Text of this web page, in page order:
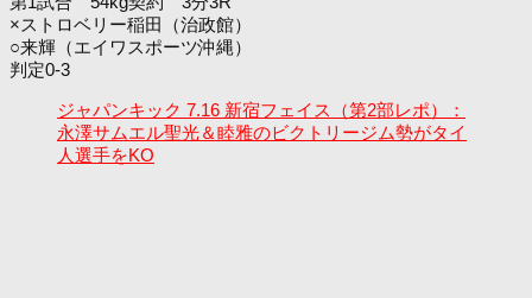
×ストロベリー稲田（治政館）
○来輝（エイワスポーツ沖縄）
判定0-3
ジャパンキック 7.16 新宿フェイス（第2部レポ）：
永澤サムエル聖光＆睦雅のビクトリージム勢がタイ
人選手をKO